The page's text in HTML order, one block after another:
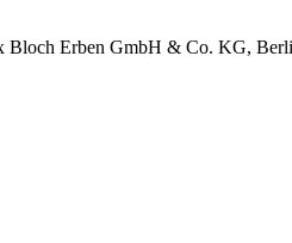
Bloch Erben GmbH & Co. KG,